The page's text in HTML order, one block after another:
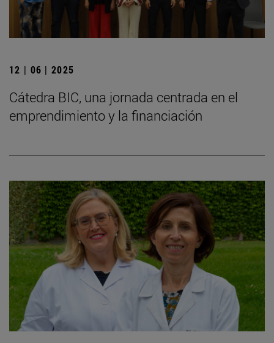
12 | 06 | 2025
Cátedra BIC, una jornada centrada en el
emprendimiento y la financiación